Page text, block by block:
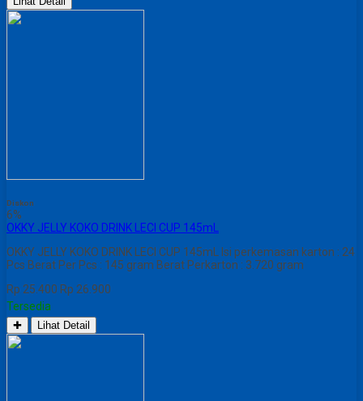
Diskon
6%
OKKY JELLY KOKO DRINK LECI CUP 145mL
OKKY JELLY KOKO DRINK LECI CUP 145mL Isi perkemasan karton : 24
Pcs Berat Per Pcs : 145 gram Berat Perkarton : 3.720 gram
Rp 25.400 Rp 26.900
Tersedia
✚ Lihat Detail